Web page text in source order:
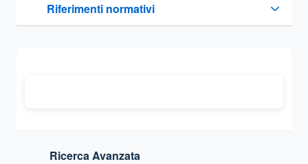
Riferimenti normativi
Sezione compressa
Ricerca Avanzata